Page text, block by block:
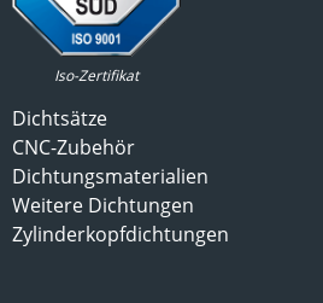
Iso-Zertifikat
Dichtsätze
CNC-Zubehör
Dichtungsmaterialien
Weitere Dichtungen
Zylinderkopfdichtungen